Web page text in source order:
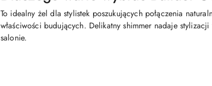
To idealny żel dla stylistek poszukujących połączenia
właściwości budujących. Delikatny shimmer nadaje
salonie.